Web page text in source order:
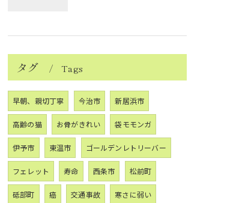
タグ Tags
早朝、親切丁寧 今治市 新居浜市
高齢の猫 お骨がきれい 袋モモンガ
伊予市 東温市 ゴールデンレトリーバー
フェレット 寿命 西条市 松前町
砥部町 癌 交通事故 寒さに弱い